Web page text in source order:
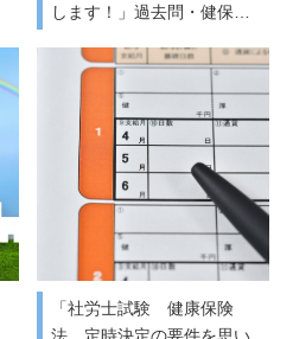
します！」過去問・健保…
「社労士試験 健康保険